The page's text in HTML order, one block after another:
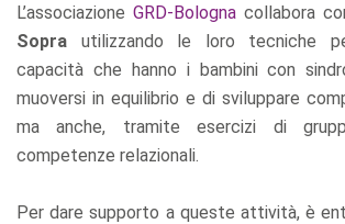
L’associazione GRD-Bolognacollabora
Sopra utilizzando le loro tecniche
capacità che hanno i bambini con
muoversi in equilibrio e di sviluppare
ma anche, tramite esercizi di
competenze relazionali.
Per dare supporto a queste attività, è